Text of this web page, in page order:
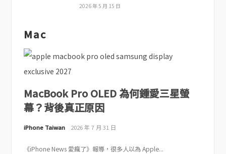
2026 年 5 月 15 日
Mac
MacBook Pro OLED 為何鍾愛三星螢
幕？背後真正原因
iPhone Taiwan 2026 年 7 月 31 日
《iPhone News 愛瘋了》報導，很多人以為 Apple...